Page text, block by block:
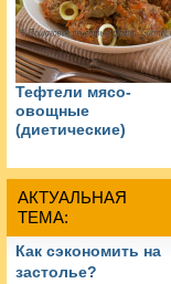
Тефтели мясо-
овощные
(диетические)
АКТУАЛЬНАЯ
ТЕМА:
Как сэкономить на
застолье?